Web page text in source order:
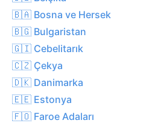
🇧🇦 Bosna ve Hersek
🇧🇬 Bulgaristan
🇬🇮 Cebelitarık
🇨🇿 Çekya
🇩🇰 Danimarka
🇪🇪 Estonya
🇫🇴 Faroe Adaları